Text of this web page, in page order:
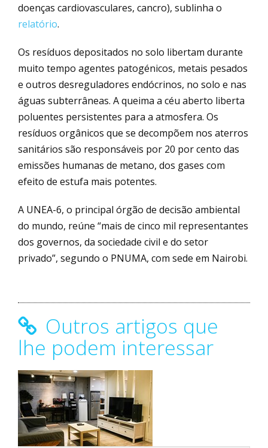
doenças cardiovasculares, cancro), sublinha o
relatório.
Os resíduos depositados no solo libertam durante
muito tempo agentes patogénicos, metais pesados
e outros desreguladores endócrinos, no solo e nas
águas subterrâneas. A queima a céu aberto liberta
poluentes persistentes para a atmosfera. Os
resíduos orgânicos que se decompõem nos aterros
sanitários são responsáveis por 20 por cento das
emissões humanas de metano, dos gases com
efeito de estufa mais potentes.
A UNEA-6, o principal órgão de decisão ambiental
do mundo, reúne “mais de cinco mil representantes
dos governos, da sociedade civil e do setor
privado”, segundo o PNUMA, com sede em Nairobi.
Outros artigos que
lhe podem interessar